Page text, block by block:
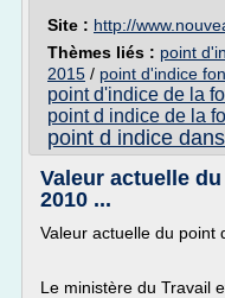
Site : http://
Thèmes liés : point
2015 / point d'indice
point d'indice de la
point d indice de la
point d indice
Valeur actuelle
2010 ...
Valeur actuelle du point
Le ministère du Travail